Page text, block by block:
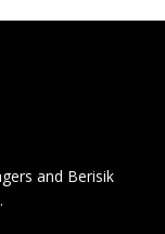
and Berisik